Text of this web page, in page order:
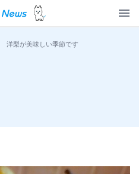
洋梨が美味しい季節です